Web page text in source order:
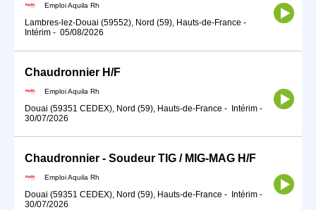
Emploi Aquila Rh
Lambres-lez-Douai (59552), Nord (59), Hauts-de-France -
Intérim - 05/08/2026
Chaudronnier H/F
Emploi Aquila Rh
Douai (59351 CEDEX), Nord (59), Hauts-de-France - Intérim -
30/07/2026
Chaudronnier - Soudeur TIG / MIG-MAG H/F
Emploi Aquila Rh
Douai (59351 CEDEX), Nord (59), Hauts-de-France - Intérim -
30/07/2026